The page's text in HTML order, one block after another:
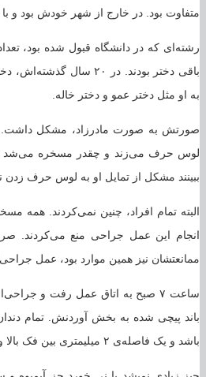
متفاوت بود. در خارج از شهر خودش بود و
رشته‌ای که در دانشگاه قبول شده بود،
باقی دختر بودند. در ۲۰
به او مثل دختر عمو و دختر خاله.
صورتش به صورت مادرزاد، مشکل داشت.
لوس حرف می‌زند و چقدر مسخره می‌شد
ببینند مشکل از تمایل او به لوس حرف زدن
البته تمام افراد، چنین نمی‌کردند. همه
انجام این عمل جراحی منع می‌کردند.
ممانعتشان نیز همین موارد بود، عمل
باشد و یک فاصله‌ی ۲ میلیمتری بین فک بالا و پایینش فاصله گذاشته بودند که بتواند با نی تغذیه کند.